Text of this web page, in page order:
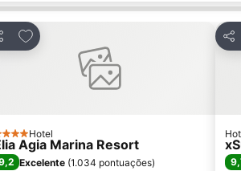
Adicionar aos favoritos
Estrelas
Hotel
Agia Marina Resort
Excelente (1.034 pontuações)